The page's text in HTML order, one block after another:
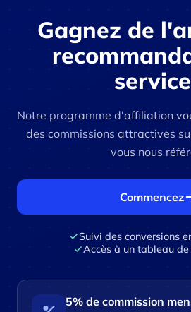
Gagnez de
Notre programme d'affiliation
des commissions attractives
vous nous
Commencez
Suivi des conversions
Accès à un tableau
5% de commission